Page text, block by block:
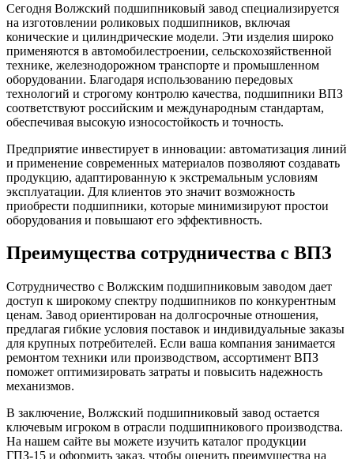
Сегодня Волжский подшипниковый завод специализируется
на изготовлении роликовых подшипников, включая
конические и цилиндрические модели. Эти изделия широко
применяются в автомобилестроении, сельскохозяйственной
технике, железнодорожном транспорте и промышленном
оборудовании. Благодаря использованию передовых
технологий и строгому контролю качества, подшипники ВПЗ
соответствуют российским и международным стандартам,
обеспечивая высокую износостойкость и точность.
Предприятие инвестирует в инновации: автоматизация линий
и применение современных материалов позволяют создавать
продукцию, адаптированную к экстремальным условиям
эксплуатации. Для клиентов это значит возможность
приобрести подшипники, которые минимизируют простои
оборудования и повышают его эффективность.
Преимущества сотрудничества с ВПЗ
Сотрудничество с Волжским подшипниковым заводом дает
доступ к широкому спектру подшипников по конкурентным
ценам. Завод ориентирован на долгосрочные отношения,
предлагая гибкие условия поставок и индивидуальные заказы
для крупных потребителей. Если ваша компания занимается
ремонтом техники или производством, ассортимент ВПЗ
поможет оптимизировать затраты и повысить надежность
механизмов.
В заключение, Волжский подшипниковый завод остается
ключевым игроком в отрасли подшипникового производства.
На нашем сайте вы можете изучить каталог продукции
ГПЗ-15 и оформить заказ, чтобы оценить преимущества на